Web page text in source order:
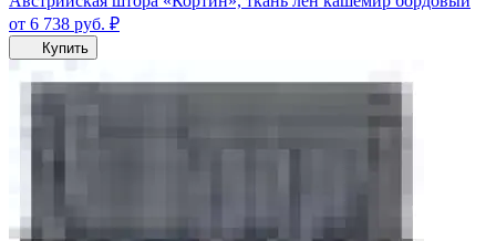
от 6 738 руб. ₽
Купить